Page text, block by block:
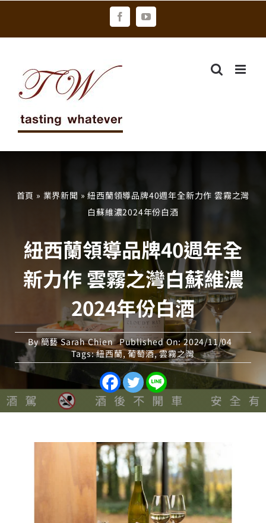
FacebookYouTube
首頁 » 業界新聞 »紐西蘭領導品牌40週年全新力作 雲霧之灣
白蘇維濃2024年份白酒
紐西蘭領導品牌40週年全
新力作 雲霧之灣白蘇維濃
2024年份白酒
By簡藝 Sarah Chien Published On: 2024/11/04
Tags:紐西蘭,葡萄酒,雲霧之灣